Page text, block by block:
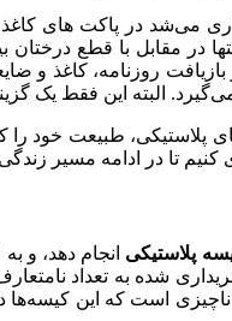
می‌شد در پاکت های
در مقابل با قطع
بازیافت روزنامه، کاغذ
البته این فقط یک
طبیعت خود را که
تا در ادامه مسیر
پلاستیکی انجام دهد، و
شده به تعداد
است که این